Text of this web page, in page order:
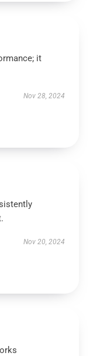
it
Nov 28, 2024
Nov 20, 2024